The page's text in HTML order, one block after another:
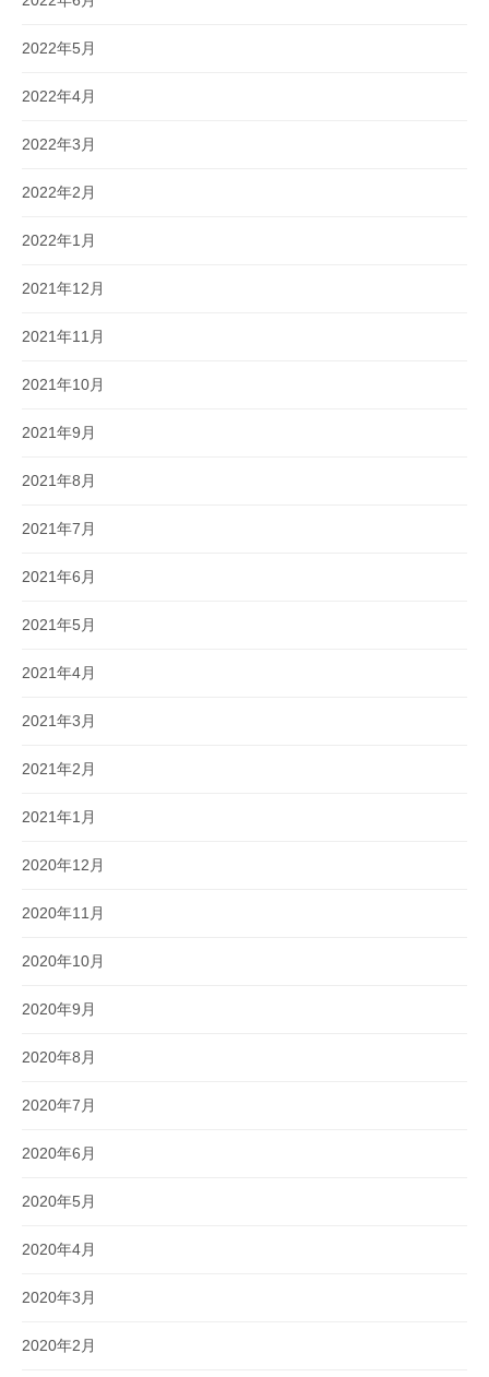
2022年5月
2022年4月
2022年3月
2022年2月
2022年1月
2021年12月
2021年11月
2021年10月
2021年9月
2021年8月
2021年7月
2021年6月
2021年5月
2021年4月
2021年3月
2021年2月
2021年1月
2020年12月
2020年11月
2020年10月
2020年9月
2020年8月
2020年7月
2020年6月
2020年5月
2020年4月
2020年3月
2020年2月